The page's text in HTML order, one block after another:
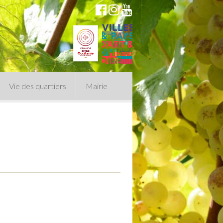
Vie des quartiers Mairie